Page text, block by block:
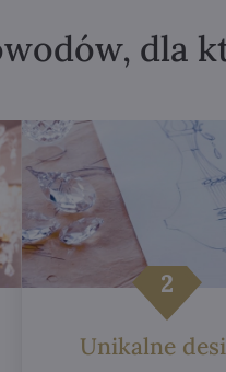
dla
Unikalne